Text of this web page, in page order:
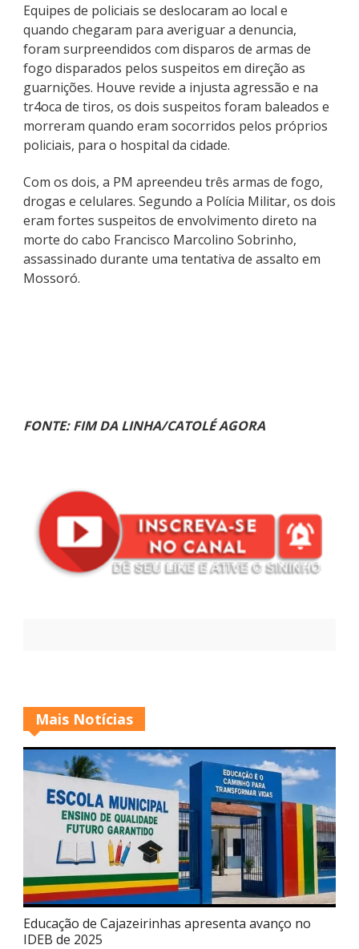
Equipes de policiais se deslocaram ao local e
quando chegaram para averiguar a denuncia,
foram surpreendidos com disparos de armas de
fogo disparados pelos suspeitos em direção as
guarnições. Houve revide a injusta agressão e na
tr4oca de tiros, os dois suspeitos foram baleados e
morreram quando eram socorridos pelos próprios
policiais, para o hospital da cidade.
Com os dois, a PM apreendeu três armas de fogo,
drogas e celulares. Segundo a Polícia Militar, os dois
eram fortes suspeitos de envolvimento direto na
morte do cabo Francisco Marcolino Sobrinho,
assassinado durante uma tentativa de assalto em
Mossoró.
FONTE: FIM DA LINHA/CATOLÉ AGORA
Mais Notícias
Educação de Cajazeirinhas apresenta avanço no
IDEB de 2025